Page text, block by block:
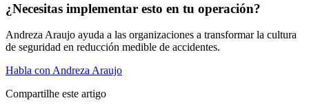
¿Necesitas implementar esto en tu operación?
Andreza Araujo ayuda a las organizaciones a transformar la cultura
de seguridad en reducción medible de accidentes.
Habla con Andreza Araujo
Compartilhe este artigo